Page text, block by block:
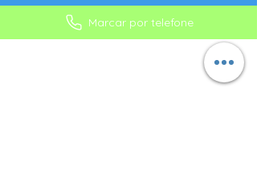
Marcar por telefone